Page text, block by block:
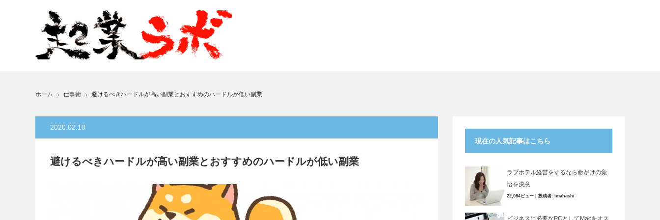
ホーム 仕事術 避けるべきハードルが高い副業とおすすめのハードルが低い副業
2020.02.10
避けるべきハードルが高い副業とおすすめのハードルが低い副業
現在の人気記事はこちら
ラブホテル経営をするなら命がけの覚
悟を決意
22,084ビュー 投稿者: imahashi
ビジネスに必要なPCとしてMacをオス